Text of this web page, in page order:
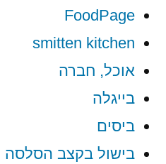
FoodPage
smitten kitchen
אוכל, חברה
בייגלה
ביסים
בישול בקצב הסלסה